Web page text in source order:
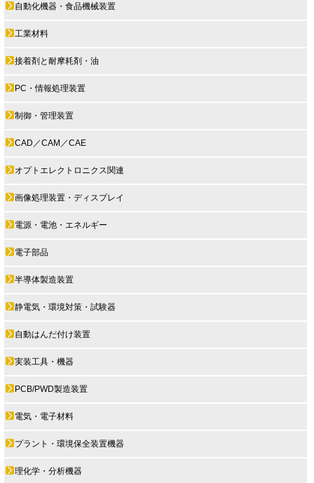
自動化機器・食品機械装置
工業材料
接着剤と耐摩耗剤・油
PC・情報処理装置
制御・管理装置
CAD／CAM／CAE
オプトエレクトロニクス関連
画像処理装置・ディスプレイ
電源・電池・エネルギー
電子部品
半導体製造装置
静電気・環境対策・試験器
自動はんだ付け装置
実装工具・機器
PCB/PWD製造装置
電気・電子材料
プラント・環境保全装置機器
理化学・分析機器